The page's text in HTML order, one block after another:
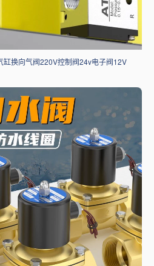
换向气阀220V控制阀24v电子阀12V